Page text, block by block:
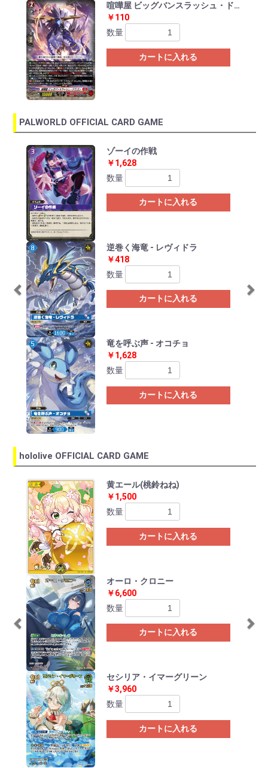
喧嘩屋 ビッグバンスラッシュ・ドラゴン
￥110
数量
カートに入れる
PALWORLD OFFICIAL CARD GAME
ゾーイの作戦
￥1,628
数量
カートに入れる
逆巻く海竜 - レヴィドラ
￥418
数量
カートに入れる
竜を呼ぶ声 - オコチョ
￥1,628
数量
カートに入れる
Previous
hololive OFFICIAL CARD GAME
黄エール(桃鈴ねね)
￥1,500
数量
カートに入れる
オーロ・クロニー
￥6,600
数量
カートに入れる
セシリア・イマーグリーン
￥3,960
数量
カートに入れる
Previous